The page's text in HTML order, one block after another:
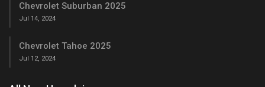
Chevrolet Suburban 2025
Jul 14, 2024
Chevrolet Tahoe 2025
Jul 12, 2024